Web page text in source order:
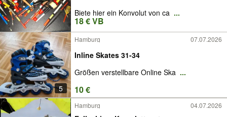
Biete hier ein Konvolut von ca ...
18 € VB
5
Hamburg 07.07.2026
Inline Skates 31-34
Größen verstellbare Online Ska ...
10 €
Hamburg 04.07.2026